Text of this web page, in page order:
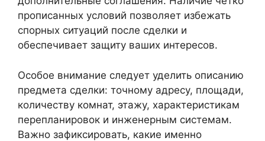
прописанных условий позволяет избежать
спорных ситуаций после сделки и
обеспечивает защиту ваших интересов.
Особое внимание следует уделить описанию
предмета сделки: точному адресу, площади,
количеству комнат, этажу, характеристикам
перепланировок и инженерным системам.
Важно зафиксировать, какие именно